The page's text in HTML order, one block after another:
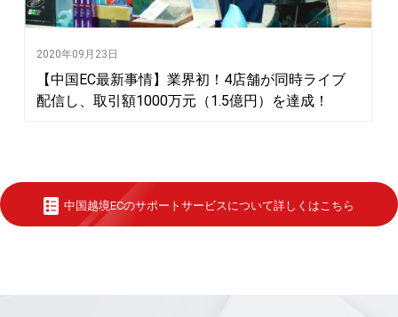
2020年09月23日
【中国EC最新事情】業界初！4店舗が同時ライブ
配信し、取引額1000万元（1.5億円）を達成！
中国越境ECのサポートサービスについて詳しくはこちら